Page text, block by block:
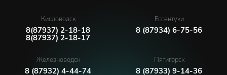
Кисловодск
8(87937) 2-18-18
8(87937) 2-18-17
Ессентуки
8 (87934) 6-75-56
Железноводск
8 (87932) 4-44-74
Пятигорск
8 (87933) 9-14-36